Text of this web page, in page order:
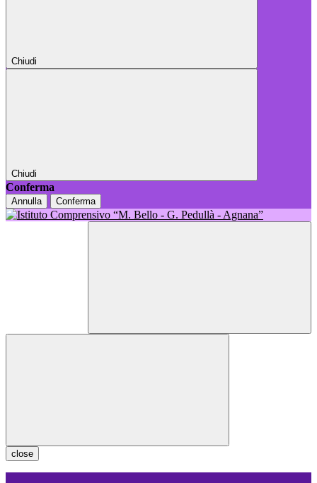
Chiudi
Chiudi
Conferma
Annulla Conferma
close